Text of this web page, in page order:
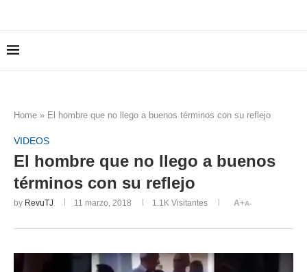
Home » El hombre que no llego a buenos términos con su reflejo
VIDEOS
El hombre que no llego a buenos
términos con su reflejo
by RevuTJ 11 marzo, 2018 1.1K Visitantes A+A-